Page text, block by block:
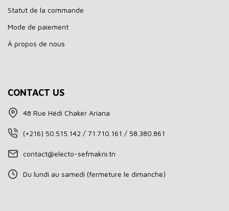
Statut de la commande
Mode de paiement
À propos de nous
CONTACT US
48 Rue Hédi Chaker Ariana
(+216) 50.515.142 / 71.710.161 / 58.380.861
contact@electo-sefmakni.tn
Du lundi au samedi (fermeture le dimanche)